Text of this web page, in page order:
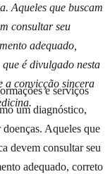
Aqueles que buscam
consultar seu
adequado,
é divulgado nesta
a convicção sincera
e serviços
um diagnóstico,
Aqueles que
devem consultar seu
adequado, correto